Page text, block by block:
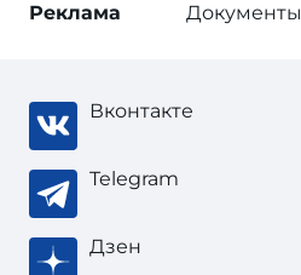
Реклама Документы
Вконтакте
Telegram
Дзен